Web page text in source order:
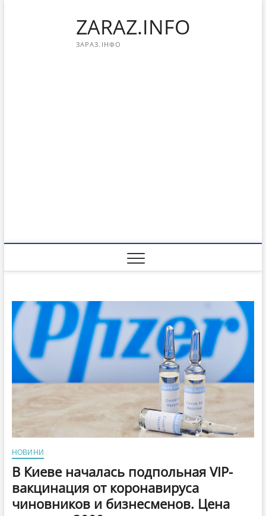
ZARAZ.INFO
ЗАРАЗ.ІНФО
НОВИНИ
В Киеве началась подпольная VIP-
вакцинация от коронавируса
чиновников и бизнесменов. Цена